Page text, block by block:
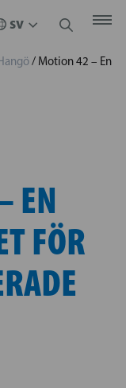
/ Motion 42 – En
EN
FÖR